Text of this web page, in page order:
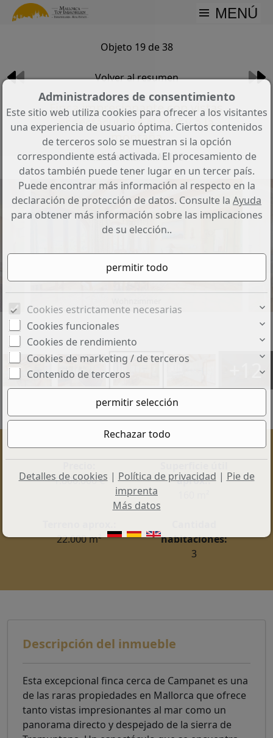
MENÚ
Objeto 19 de 38
Volver al resumen
Finca impresionante con vistas
espectaculares al mar y a la
montaña
Referencia: AT-AL113
+12
1.800.000 €
aprox.:
22.000 m²
habitaciones:
3
Descripción del inmueble
Esta excepcional finca cerca de Campanet es una
de las raras propiedades en Mallorca que ofrece
tanto vistas impresionantes al mar como un
panorama directo y despejado de la sierra de
Administradores de consentimiento
Este sitio web utiliza cookies para ofrecer a los visitantes
una experiencia de usuario óptima. Ciertos contenidos
de terceros solo se muestran si la opción
correspondiente está activada. El procesamiento de
datos también puede tener lugar en un tercer país.
Puede encontrar más información al respecto en la
declaración de protección de datos. Consulte la Ayuda
para obtener más información sobre las implicaciones
de su elección..
Cookies estrictamente necesarias
Cookies funcionales
Cookies de rendimiento
Cookies de marketing / de terceros
Contenido de terceros
Detalles de cookies | Política de privacidad | Pie de
imprenta
Más datos